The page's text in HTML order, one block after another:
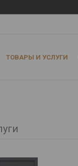
ТОВАРЫ И УСЛУГИ